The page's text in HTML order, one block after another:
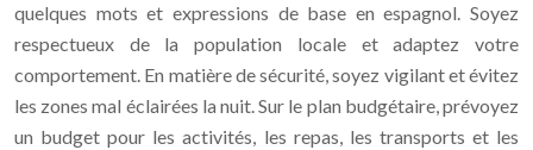
quelques mots et expressions de base en espagnol. Soyez
respectueux de la population locale et adaptez votre
comportement. En matière de sécurité, soyez vigilant et évitez
les zones mal éclairées la nuit. Sur le plan budgétaire, prévoyez
un budget pour les activités, les repas, les transports et les